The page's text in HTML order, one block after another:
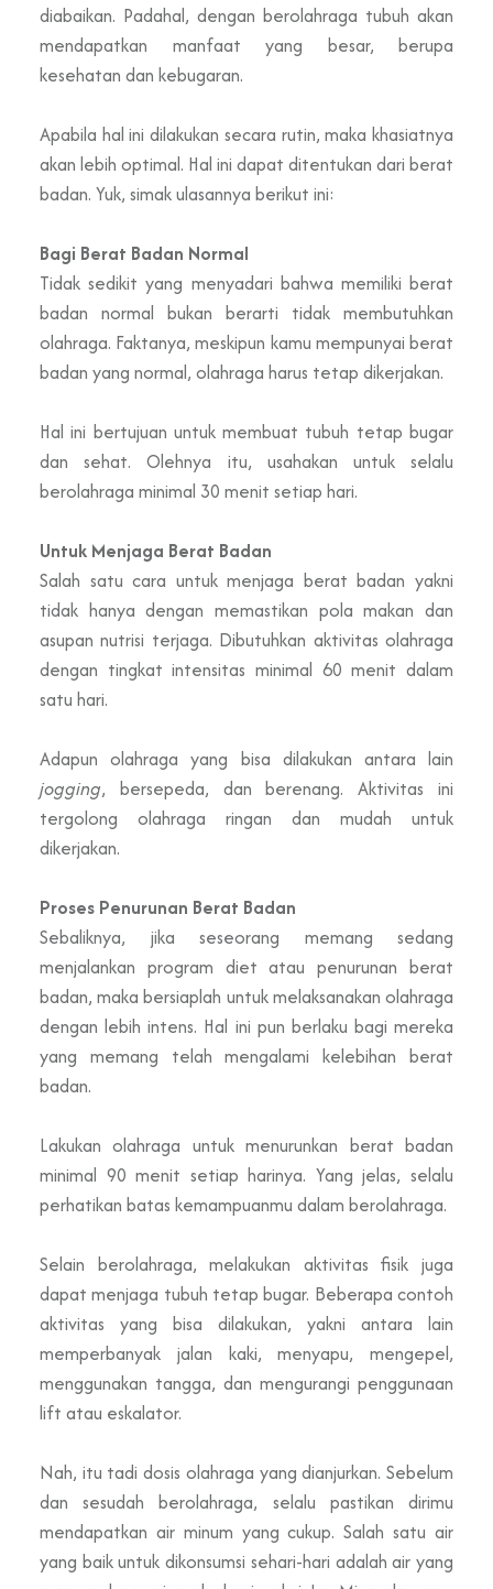
diabaikan. Padahal, dengan berolahraga tubuh akan
mendapatkan manfaat yang besar, berupa
kesehatan dan kebugaran.
Apabila hal ini dilakukan secara rutin, maka khasiatnya
akan lebih optimal. Hal ini dapat ditentukan dari berat
badan. Yuk, simak ulasannya berikut ini:
Bagi Berat Badan Normal
Tidak sedikit yang menyadari bahwa memiliki berat
badan normal bukan berarti tidak membutuhkan
olahraga. Faktanya, meskipun kamu mempunyai berat
badan yang normal, olahraga harus tetap dikerjakan.
Hal ini bertujuan untuk membuat tubuh tetap bugar
dan sehat. Olehnya itu, usahakan untuk selalu
berolahraga minimal 30 menit setiap hari.
Untuk Menjaga Berat Badan
Salah satu cara untuk menjaga berat badan yakni
tidak hanya dengan memastikan pola makan dan
asupan nutrisi terjaga. Dibutuhkan aktivitas olahraga
dengan tingkat intensitas minimal 60 menit dalam
satu hari.
Adapun olahraga yang bisa dilakukan antara lain
jogging, bersepeda, dan berenang. Aktivitas ini
tergolong olahraga ringan dan mudah untuk
dikerjakan.
Proses Penurunan Berat Badan
Sebaliknya, jika seseorang memang sedang
menjalankan program diet atau penurunan berat
badan, maka bersiaplah untuk melaksanakan olahraga
dengan lebih intens. Hal ini pun berlaku bagi mereka
yang memang telah mengalami kelebihan berat
badan.
Lakukan olahraga untuk menurunkan berat badan
minimal 90 menit setiap harinya. Yang jelas, selalu
perhatikan batas kemampuanmu dalam berolahraga.
Selain berolahraga, melakukan aktivitas fisik juga
dapat menjaga tubuh tetap bugar. Beberapa contoh
aktivitas yang bisa dilakukan, yakni antara lain
memperbanyak jalan kaki, menyapu, mengepel,
menggunakan tangga, dan mengurangi penggunaan
lift atau eskalator.
Nah, itu tadi dosis olahraga yang dianjurkan. Sebelum
dan sesudah berolahraga, selalu pastikan dirimu
mendapatkan air minum yang cukup. Salah satu air
yang baik untuk dikonsumsi sehari-hari adalah air yang